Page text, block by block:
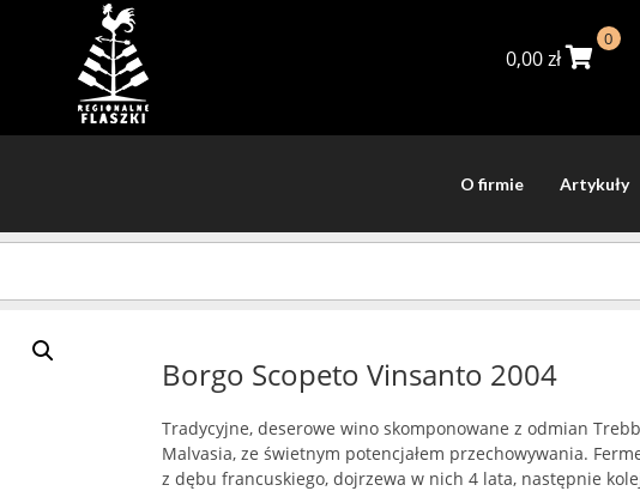
0,00zł
0
O firmie Artykuły
Borgo Scopeto Vinsanto 2004
Tradycyjne, deserowe wino skomponowane z odmian
Malvasia, ze świetnym potencjałem przechowywania.
z dębu francuskiego, dojrzewa w nich 4 lata, następnie